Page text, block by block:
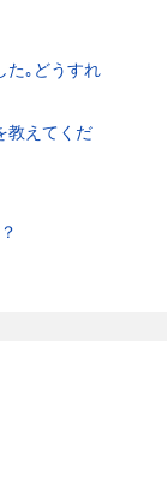
た｡どうすれ
教えてくだ